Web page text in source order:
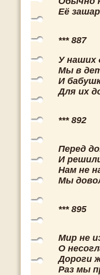
Её
*** 887
У наших
Мы в
И
Для их
*** 892
Перед
И
Нам не
Мы
*** 895
Мир не
О
Дороги
Раз мы